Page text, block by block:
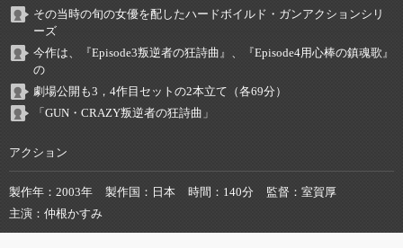
その当時の旬の女優を配したハードボイルド・ガンアクションシリ
ーズ
今作は、『Episode3叛逆者の狂詩曲』、『Episode4用心棒の鎮魂歌』
の
劇場公開も3，4作目セットの2本立て（各69分）
「GUN・CRAZY叛逆者の狂詩曲」
アクション
製作年 2003年 製作国 日本 時間 140分 監督
室賀厚
主演
仲根かすみ